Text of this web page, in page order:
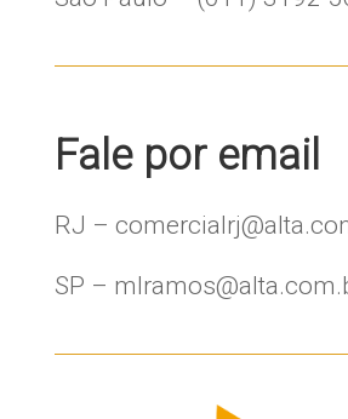
Fale por email
RJ –
SP –